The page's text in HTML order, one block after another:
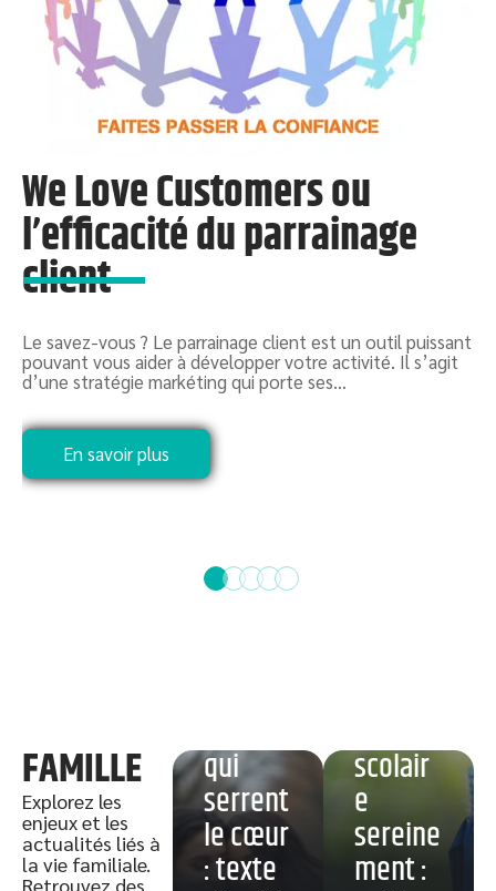
We Love Customers ou
l’efficacité du parrainage
client
Le savez-vous ? Le parrainage client est un outil puissant
pouvant vous aider à développer votre activité. Il s’agit
d’une stratégie markéting qui porte ses…
En savoir plus
FAMILLE
Explorez les
enjeux et les
actualités liés à
la vie familiale.
Retrouvez des
qui
serrent
le cœur
: texte
scolair
e
sereine
ment :